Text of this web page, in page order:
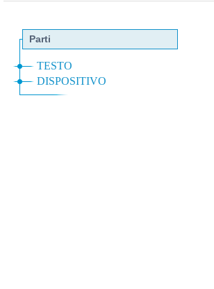
(002C0175)(GU 1
n.1000 del 2-5-2002)